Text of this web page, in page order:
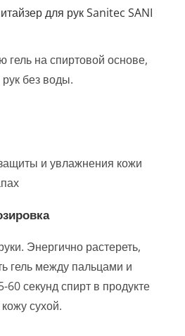
для рук Sanitec SANI
гель на спиртовой основе,
без воды.
и увлажнения кожи
Энергично растереть,
гель между пальцами и
60 секунд спирт в продукте
сухой.